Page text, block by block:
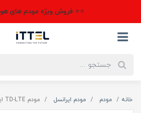
⭐⭐ فروش ویژه مودم های
خانه مودم مودم ایرانسل مودم TD-LTE ایرانسل مدل B5142